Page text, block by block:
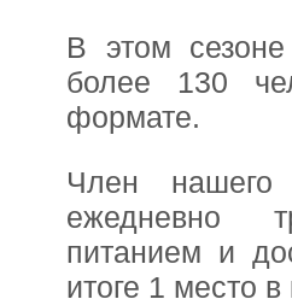
В этом
более 130
формате.
Член нашего
ежедневно
питанием и
итоге 1 место